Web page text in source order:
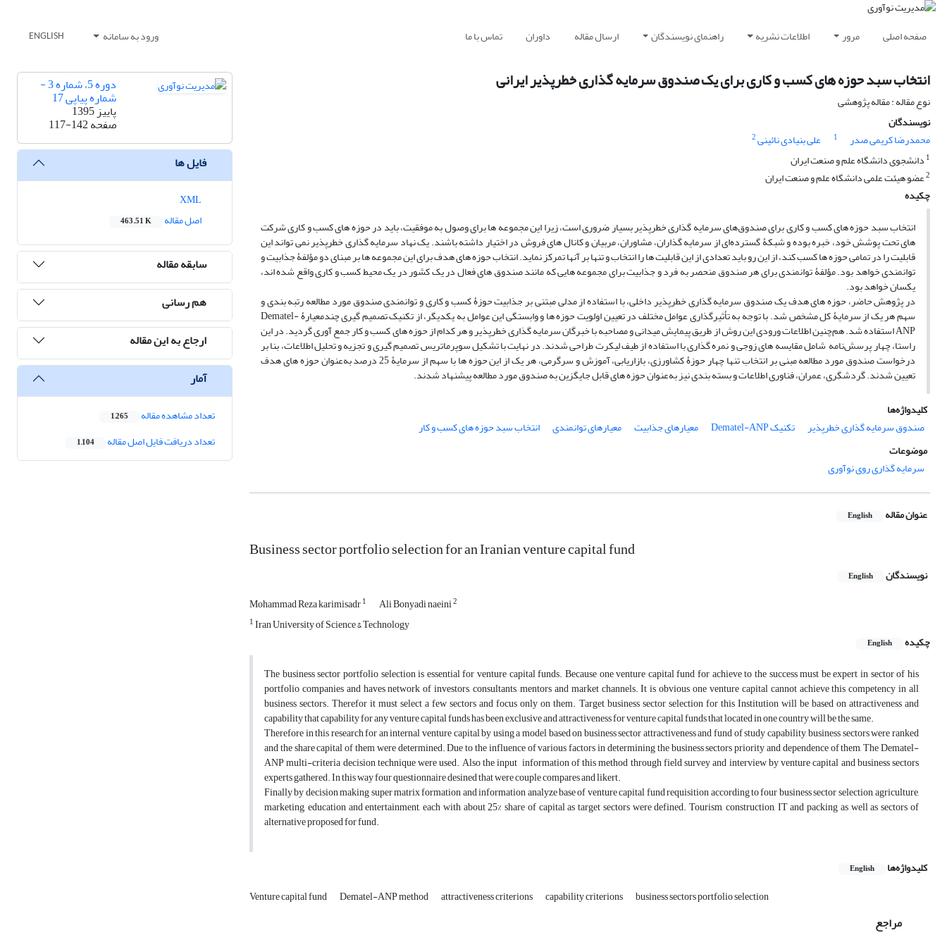
صفحه اصلی مرور اطلاعات نشریه راهنمای نویسندگان ارسال مقاله داوران تماس با ما ورود به سامانه ENGLISH
انتخاب سبد حوزه های کسب و کاری برای یک صندوق سرمایه گذاری خطرپذیر ایرانی
نوع مقاله : مقاله پژوهشی
نویسندگان
محمدرضا کریمی صدر
1 علی بنیادی نائینی2
1 دانشجوی دانشگاه علم و صنعت ایران
2عضو هیئت علمی دانشگاه علم و صنعت ایران
چکیده
انتخاب سبد حوزه‌ های کسب ‌و کاری‌ برای صندوق‌های سرمایه‌ گذاری خطرپذیر بسیار ضروری است، زیرا این مجموعه ‌ها برای وصول به موفقیت، باید در حوزه ‌های کسب ‌و کاری شرکت‌
های تحت پوشش خود، خبره بوده و شبکۀ گسترده‌ای از سرمایه‌ گذاران، مشاوران، مربیان و کانال‌ های فروش در اختیار داشته باشند. یک نهاد سرمایه ‌گذاری خطرپذیر نمی ‌تواند این
قابلیت را در تمامی حوزه ‌ها کسب کند، از این‌ رو باید تعدادی از این قابلیت ‌ها را انتخاب و تنها بر آنها تمرکز نماید. انتخاب حوزه ‌های هدف برای این مجموعه‌ ها بر مبنای دو مؤلفۀ جذابیت و
توانمندی خواهد بود. مؤلفۀ توانمندی برای هر صندوق منحصر به ‌فرد و جذابیت برای مجموعه ‌هایی که مانند صندوق‌ های فعال در یک کشور در یک محیط کسب‌ و کاری واقع شده ‌اند،
یکسان خواهد بود.
در پژوهش حاضر، حوزه‌ های هدف یک صندوق سرمایه‌ گذاری خطرپذیر داخلی، با استفاده از مدلی مبتنی بر جذابیت حوزۀ کسب ‌و کاری و توانمندی صندوق مورد مطالعه رتبه ‌بندی و
سهم هر یک از سرمایۀ کل مشخص شد. با توجه به تأثیرگذاری عوامل مختلف در تعیین اولویت حوزه‌ ها و وابستگی این عوامل به یکدیگر، از تکنیک تصمیم ‌گیری چندمعیارۀ Dematel-
ANP استفاده شد. هم‌‌چنین اطلاعات ورودی این روش از طریق پیمایش میدانی و مصاحبه با خبرگان سرمایه‌ گذاری خطرپذیر و هر کدام از حوزه‌ های کسب ‌و کار جمع‌ آوری گردید. در این
راستا، چهار پرسش‌نامه شامل مقایسه‌ های زوجی و نمره‌ گذاری با استفاده از طیف لیکرت طراحی شدند. در نهایت با تشکیل سوپرماتریس تصمیم‌ گیری و تجزیه و تحلیل اطلاعات، بنا بر
درخواست صندوق مورد مطالعه مبنی بر انتخاب تنها چهار حوزۀ کشاورزی، بازاریابی، آموزش و سرگرمی، هر یک از این حوزه ‌ها با سهم از سرمایۀ 25 درصد به‌عنوان حوزه‌ های هدف
تعیین شدند. گردشگری، عمران، فناوری اطلاعات و بسته‌ بندی نیز به‌عنوان حوزه‌ های قابل جایگزین به صندوق مورد مطالعه پیشنهاد شدند.
کلیدواژه‌ها
صندوق سرمایه گذاری خطرپذیر
تکنیک Dematel-ANP معیارهای جذابیت معیارهای توانمندی
انتخاب سبد حوزه های کسب و کار
موضوعات
سرمایه گذاری روی نوآوری
عنوان مقاله English
Business sector portfolio selection for an Iranian venture capital fund
نویسندگان English
Mohammad Reza karimisadr1 Ali Bonyadi naeini2
1Iran University of Science & Technology
چکیده
English
The business sector portfolio selection is essential for venture capital funds. Because one venture capital fund for achieve to the success must be expert in sector of his
portfolio companies and haves network of investors, consultants, mentors and market channels. It is obvious one venture capital cannot achieve this competency in all
business sectors. Therefor it must select a few sectors and focus only on them. Target business sector selection for this Institution will be based on attractiveness and
capability that capability for any venture capital funds has been exclusive and attractiveness for venture capital funds that located in one country will be the same.
Therefore in this research for an internal venture capital by using a model based on business sector attractiveness and fund of study capability, business sectors were ranked
and the share capital of them were determined. Due to the influence of various factors in determining the business sectors priority and dependence of them, The Dematel-
ANP multi-criteria decision technique were used. Also the input information of this method through field survey and interview by venture capital and business sectors
experts gathered. In this way four questionnaire desined that were couple compares and likert.
Finally by decision making super matrix formation and information analyze base of venture capital fund requisition according to four business sector selection, agriculture,
marketing, education and entertainment, each with about 25% share of capital as target sectors were defined. Tourism, construction, IT and packing as well as sectors of
alternative proposed for fund.
کلیدواژه‌ها English
Venture capital fund Dematel-ANP method attractiveness criterions capability criterions business sectors portfolio selection
مراجع
دوره 5، شماره 3 -
شماره پیاپی 17
پاییز 1395
صفحه117-142
فایل ها
اصل مقاله
463.51 K
سابقه مقاله
هم رسانی
ارجاع به این مقاله
آمار
تعداد مشاهده مقاله 1,265
تعداد دریافت فایل اصل مقاله 1,104